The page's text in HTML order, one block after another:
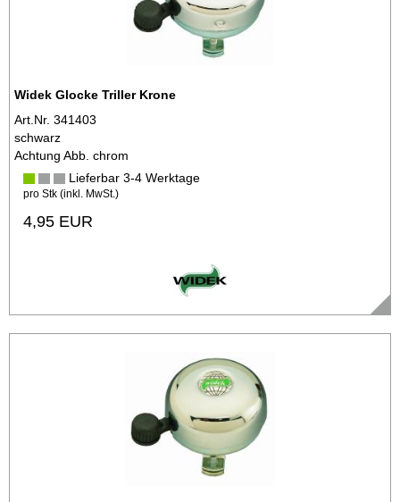
Widek Glocke Triller Krone
Art.Nr. 341403
schwarz
Achtung Abb. chrom
Lieferbar 3-4 Werktage
pro Stk (inkl. MwSt.)
4,95 EUR